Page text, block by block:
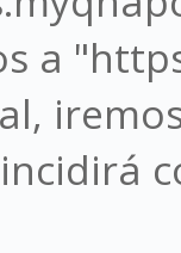
a